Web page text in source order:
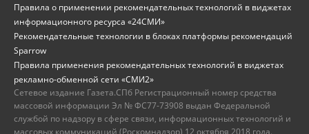
Правила о применении рекомендательных технологий в виджетах
информационного ресурса «24СМИ»
Рекомендательные технологии в блоках платформы рекомендаций
Sparrow
Правила применения рекомендательных технологий в виджетах
рекламно-обменной сети «СМИ2»
Сетевое издание Газета.СПб Регистрационный номер средства
массовой информации Эл № ФС77-73908 выдан Федеральной
службой по надзору в сфере связи, информационных технологий и
массовых коммуникаций (Роскомнадзор) 12 октября 2018 года.